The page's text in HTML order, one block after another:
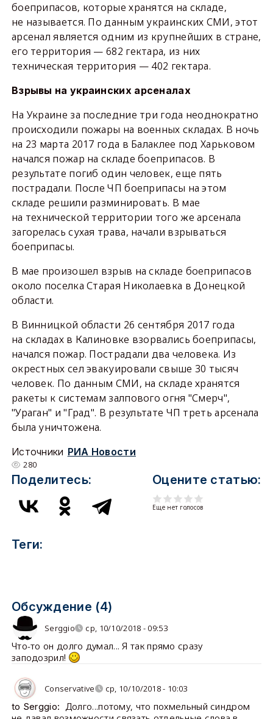
боеприпасов, которые хранятся на складе,
не называется. По данным украинских СМИ, этот
арсенал является одним из крупнейших в стране,
его территория — 682 гектара, из них
техническая территория — 402 гектара.
Взрывы на украинских арсеналах
На Украине за последние три года неоднократно
происходили пожары на военных складах. В ночь
на 23 марта 2017 года в Балаклее под Харьковом
начался пожар на складе боеприпасов. В
результате погиб один человек, еще пять
пострадали. После ЧП боеприпасы на этом
складе решили разминировать. В мае
на технической территории того же арсенала
загорелась сухая трава, начали взрываться
боеприпасы.
В мае произошел взрыв на складе боеприпасов
около поселка Старая Николаевка в Донецкой
области.
В Винницкой области 26 сентября 2017 года
на складах в Калиновке взорвались боеприпасы,
начался пожар. Пострадали два человека. Из
окрестных сел эвакуировали свыше 30 тысяч
человек. По данным СМИ, на складе хранятся
ракеты к системам залпового огня "Смерч",
"Ураган" и "Град". В результате ЧП треть арсенала
была уничтожена.
Источники РИА Новости
280
Поделитесь: Оцените статью:
Еще нет голосов
Теги:
Обсуждение (4)
Serggio ср, 10/10/2018 - 09:53
Что-то он долго думал... Я так прямо сразу
заподозрил!
Conservative ср, 10/10/2018 - 10:03
to Serggio: Долго...потому, что похмельный синдром